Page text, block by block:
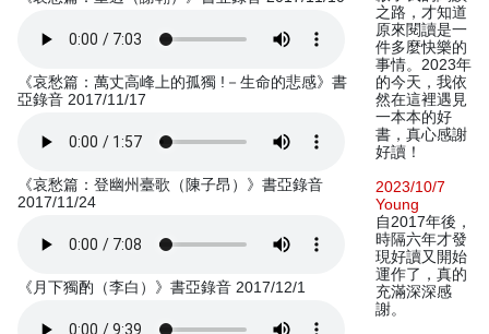
《哀愁篇：萬丈高峰上的孤獨 !－生命的悲感》書
亞錄音 2017/11/17
《哀愁篇：登幽州臺歌（陳子昂）》書亞錄音
2017/11/24
《月下獨酌（李白）》書亞錄音 2017/12/1
之路，才知道
原來閱讀是一
件多麼快樂的
事情。2023年
的今天，我依
然在這裡遇見
一本本的好
書，真心感謝
好讀！
2023/10/7
Young
自2017年後，
時隔六年才發
現好讀又開始
運作了，真的
充滿深深感
謝。